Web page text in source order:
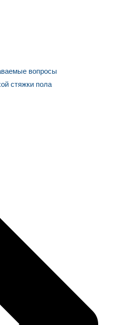
вопросы
стяжки пола